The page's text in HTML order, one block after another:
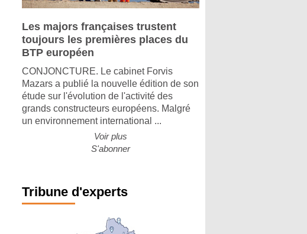
Les majors françaises trustent
toujours les premières places du
BTP européen
CONJONCTURE. Le cabinet Forvis
Mazars a publié la nouvelle édition de son
étude sur l'évolution de l'activité des
grands constructeurs européens. Malgré
un environnement international ...
Voir plus
S'abonner
Tribune d'experts